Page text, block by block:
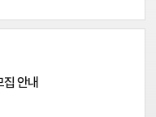
안내